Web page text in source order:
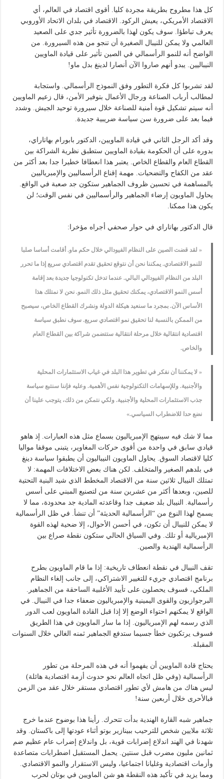
كل هذا مطروح بطريقة مجردة كليا. أقوى اقتصاد في العالم، أي
الاقتصاد الأمريكي، يعيش الركود. الاقتصاد في بلدان الاتحاد الأوروبي
يعرف تباطؤا. سوف يكون لهذا بالضرورة تأثير جدي على الصعيد
العالمي ولا يمكن للنيبال الصغيرة أن تنجو من هذه السيرورة. من
الواضح أنه للنمو الرأسمالي في الصين تأثير على قيادة الماويين
النيباليين. يبدو أنهم صاروا الآن أنصارا لدينغ بدل ماو!
لقد تشربوا كل فكرة التطور وفق النموذج الرأسمالي. واستجابة
لمطالب أرباب الصناعة ورجال الأعمال بتوفير الأمن، قال زعيم الماويين
أنه سيتم تشكيل قوة أمنية للصناعة خلال سيرورة توحيد الجيش. وشدد
فيما بعد على ضرورة سن سياسة ضريبية جديدة.
وقد أكد الرجل الثاني في قيادة الماويين، الدكتور بابورام بهاتاراي،
بدوره على أن الحكومة بقيادة الماويين ستطبق نظرية الشراكة بين
القطاع العام والقطاع الخاص. يعتبر هذا انعطافا خطيرا جدا بعد أكثر من
عقد من الكفاح والتضحيات. مهمة إقناع الرأسماليين والإمبرياليين
بالمساهمة في تحسين ظروف الجماهير ستكون جد صعبة في الواقع.
يحاول الماويون إرضاء الجماهير والرأسماليين في نفس الوقت؛ لن
يكون هذا ممكنا.
قال الدكتور بهاتاراي في حوار صحفي أجراه مؤخرا:
« لقد قضت الصين على النظام الفيودالي خلال حكم ماو. أقامت أساسا صلبا
للنمو الاقتصادي. يمكننا نحن أن نتوقع تحقيق تقدم اقتصادي سريع إذا ما تحرر
البلد من النظام الفيودالي البالي. عندما تدخل تكنولوجيا جديدة بعد إقامة
أسس النمو الاقتصادي، يمكنك تحقيق مثل ذلك النمو. نحن لا نمتلك هذا
الأساس الآن. بمجرد ما سنعيد هيكلة الدولة ونشرك القطاع الخاص، سيصبح
من الممكن بالنسبة لنا تحقيق نمو اقتصادي سريع. سوف نطبق سياسة
اقتصادية انتقالية خلال مرحلة انتقالية ستتضمن شراكة بين القطاع العام
والخاص.
« لا يمكننا أن نفكر في تطوير هذا البلد في غياب الاستثمارات المحلية
والأجنبية. وللإسهامات التكنولوجية نفس الأهمية. وعليه فإننا سنتبع سياسة
جذب الاستثمارات المحلية والأجنبية. ولكي نتمكن من ذلك، يتوجب علينا أن
نضع حدا للاضطراب السياسي.»
مما لا شك فيه سيبتهج الإمبرياليون بسماع مثل هذه العبارات. إذ هاهو
قيادي سابق في واحدة من أقوى حركات المغاوير، يتبنى موقفا مواليا
كليا لاقتصاد السوق. يحاول الماويون النيباليون أن يطبقوا سياسة دينغ
في بلدهم الصغير والمتخلف. لكن هناك بعض الاختلافات المهمة: لا
تمتلك النيبال ثلاثين سنة من الاقتصاد المخطط الذي شيد البنية التحتية
للصين، وبعدها أكثر من عشرين سنة من لتصنيع المبني على أسس
رأسمالية. النيبال بلد ضعيف جدا وقاعدته المادية جد محدودة، مما لا
يسمح لهذا النوع من “الرأسمالية الحديثة” أن تنشأ. في ظل الرأسمالية
لا يمكن للنيبال أن تكون، في أحسن الأحوال، إلا ضحية لهذه القوة
الإمبريالية أو تلك. وفي السياق الحالي ستكون نقطة صراع بين
الرأسمالية الهندية والصين.
تقف النيبال في نقطة انعطاف تاريخية: إذا ما قام الماويون بطرح
برنامج اقتصادي جريء للتغيير الاشتراكي، إلى جانب إلغاء النظام
الملكي، فسوف يحصلون على تأييد الأغلبية الساحقة من الجماهير.
البرجوازيون والقوى اليمينية والإمبرياليون ضعفاء جدا في النيبال. في
الواقع لا يمكنهم احتواء الوضع إلا إذا قبل القادة الماويون لعب الدور
الذي رسمه لهم الإمبرياليون. إذا ما سار الماويون في هذا الطريق
فسوف يرتكبون خطأ جسيما ستدفع الجماهير ثمنه الغالي خلال السنوات
المقبلة.
يحتاج قادة الماويين أن يفهموا أنه في هذه المرحلة من تطور
الرأسمالية (وفي ظل اتجاه العالم نحو حدوث أزمة اقتصادية هائلة)
ليس هناك من هامش لأي تطور اقتصادي مستقر خلال عقد من الزمن
فبالأحرى خلال أربعين سنة!
جماهير شبه القارة الهندية بدأت تتحرك. رأينا هذا بوضوح عندما خرج
ثلاثة ملايين شخص للترحيب ببينازير بوتو أثناء عودتها إلى باكستان. وقد
شهدنا في الهند اندلاع إضرابات قوية، بل واندلاع إضراب عام عظيم ضم
ثمانين مليون مضرب قبل سنتين. يحمل المستقبل اضطرابات متصاعدة
وأزمات اقتصادية وغليانا اجتماعيا، وليس الاستقرار والنمو الاقتصادي.
ومما يزيد في تأكيد هذه النقطة هو شن الماويين في بوتان لحرب